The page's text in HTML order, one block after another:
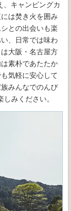
、キャンピングカ
は焚き火を囲み
との出会いも楽
、日常では味わ
大阪・名古屋方
素朴であたたか
気軽に安心して
みんなでのんび
みください。